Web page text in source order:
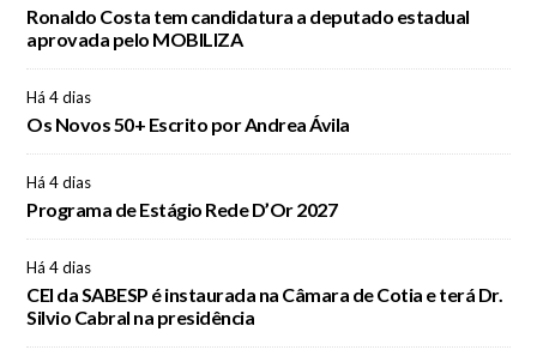
Ronaldo Costa tem candidatura a deputado estadual
aprovada pelo MOBILIZA
Há 4 dias
Os Novos 50+ Escrito por Andrea Ávila
Há 4 dias
Programa de Estágio Rede D’Or 2027
Há 4 dias
CEI da SABESP é instaurada na Câmara de Cotia e terá Dr.
Silvio Cabral na presidência